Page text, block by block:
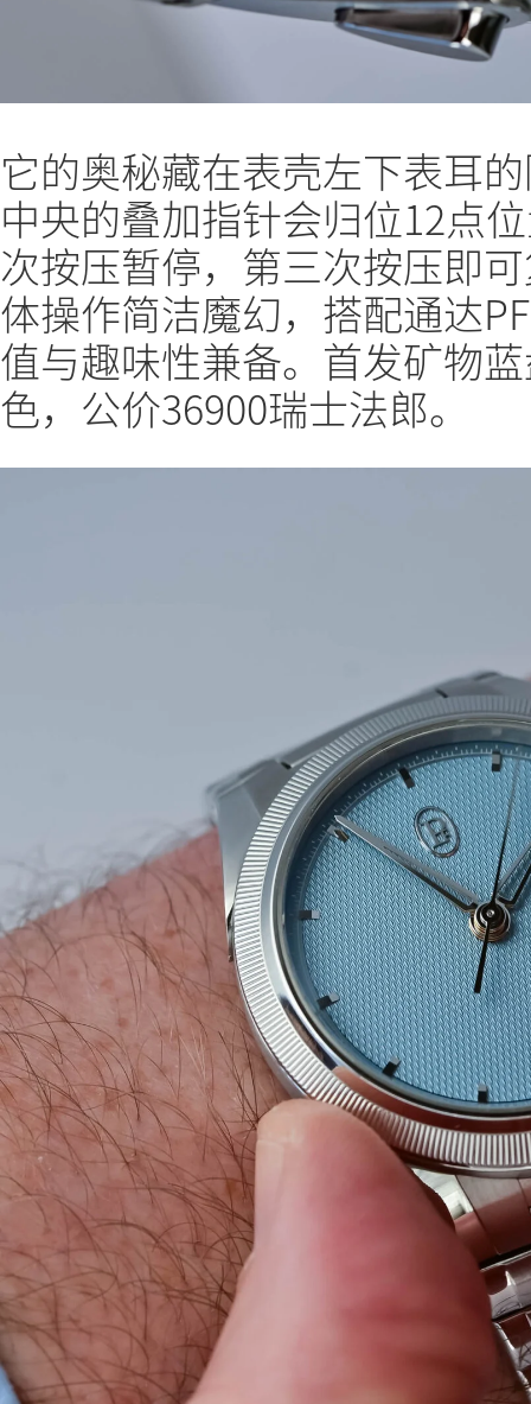
它的奥秘藏在表壳左下表耳
中央的叠加指针会归位12点
次按压暂停，第三次按压即
体操作简洁魔幻，搭配通达
值与趣味性兼备。首发矿物
色，公价36900瑞士法郎。